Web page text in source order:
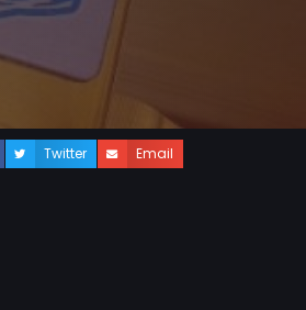
Twitter Email